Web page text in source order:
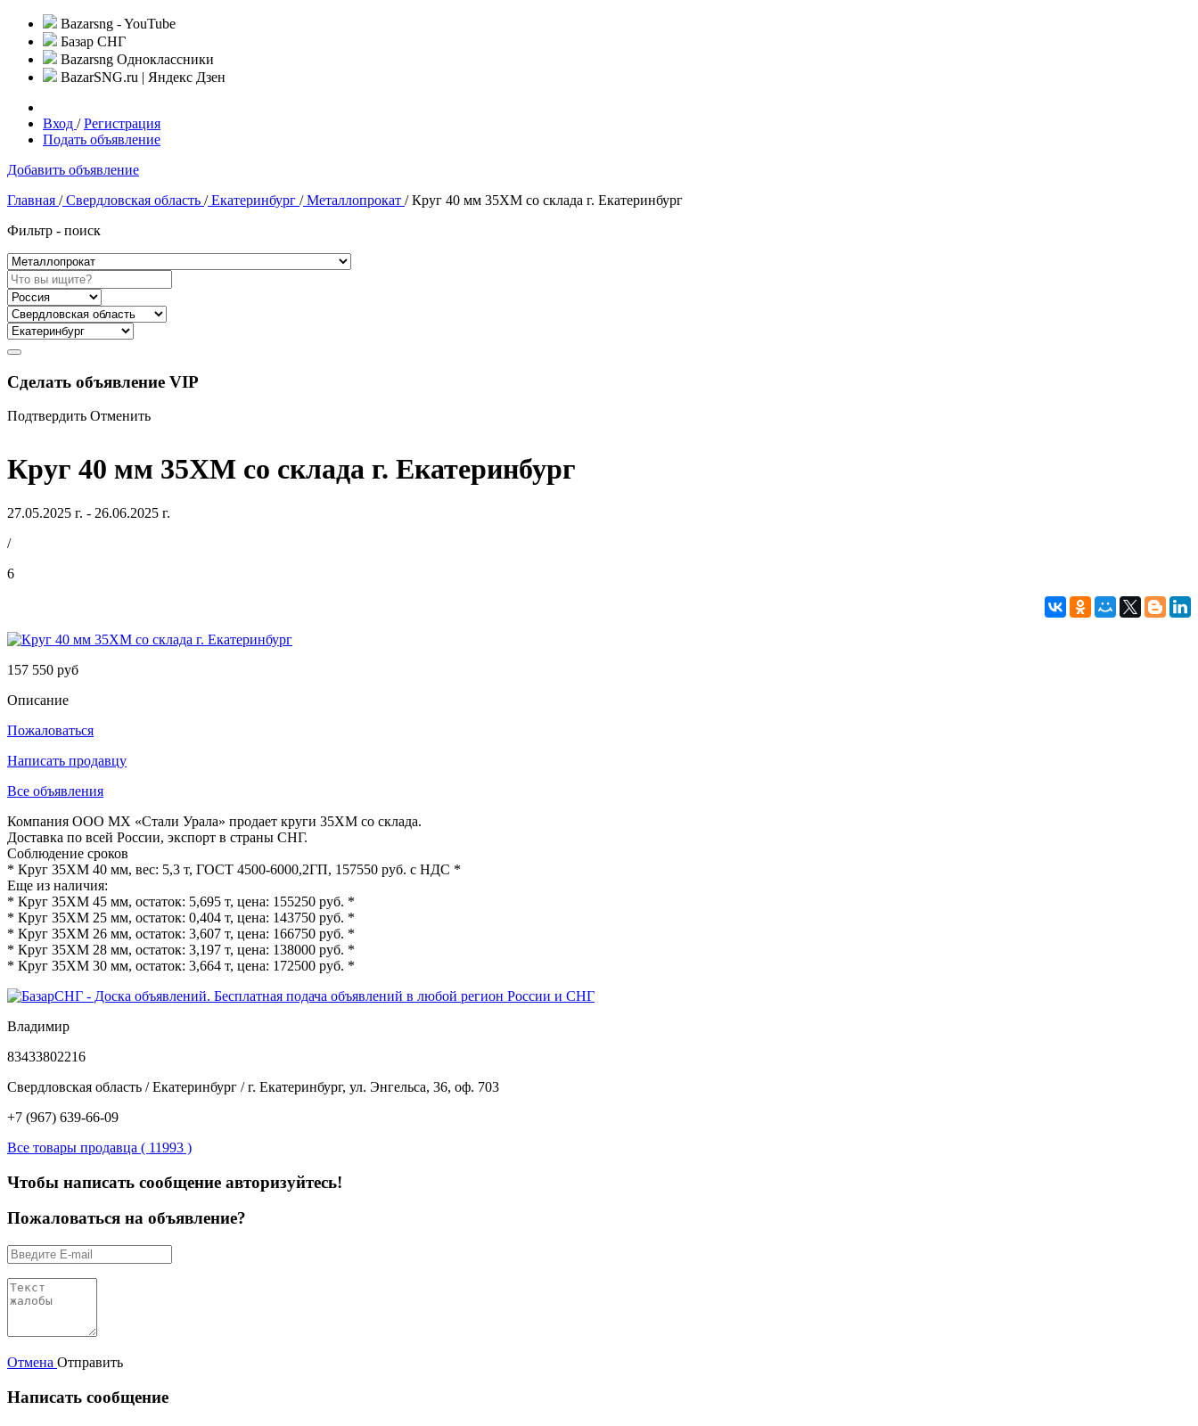
Bazarsng - YouTube
Базар СНГ
Bazarsng Одноклассники
BazarSNG.ru | Яндекс Дзен
Вход /Регистрация
Подать объявление
Добавить объявление
Главная /Свердловская область /Екатеринбург /Металлопрокат / Круг 40 мм 35ХМ со склада г. Екатеринбург
Фильтр - поиск
Сделать объявление VIP
Подтвердить Отменить
Круг 40 мм 35ХМ со склада г. Екатеринбург
27.05.2025 г. - 26.06.2025 г.
/
6
157 550 руб
Описание
Пожаловаться
Написать продавцу
Все объявления
Компания ООО МХ «Стали Урала» продает круги 35ХМ со склада.
Доставка по всей России, экспорт в страны СНГ.
Соблюдение сроков
* Круг 35ХМ 40 мм, вес: 5,3 т, ГОСТ 4500-6000,2ГП, 157550 руб. с НДС *
Еще из наличия:
* Круг 35ХМ 45 мм, остаток: 5,695 т, цена: 155250 руб. *
* Круг 35ХМ 25 мм, остаток: 0,404 т, цена: 143750 руб. *
* Круг 35ХМ 26 мм, остаток: 3,607 т, цена: 166750 руб. *
* Круг 35ХМ 28 мм, остаток: 3,197 т, цена: 138000 руб. *
* Круг 35ХМ 30 мм, остаток: 3,664 т, цена: 172500 руб. *
Владимир
83433802216
Свердловская область / Екатеринбург / г. Екатеринбург, ул. Энгельса, 36, оф. 703
+7 (967) 639-66-09
Все товары продавца ( 11993 )
Чтобы написать сообщение авторизуйтесь!
Пожаловаться на объявление?
Отмена Отправить
Написать сообщение